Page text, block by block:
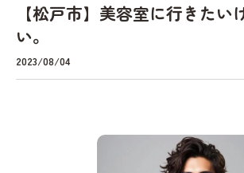
【松戸市】美容室に行きたい
い。
2023/08/04